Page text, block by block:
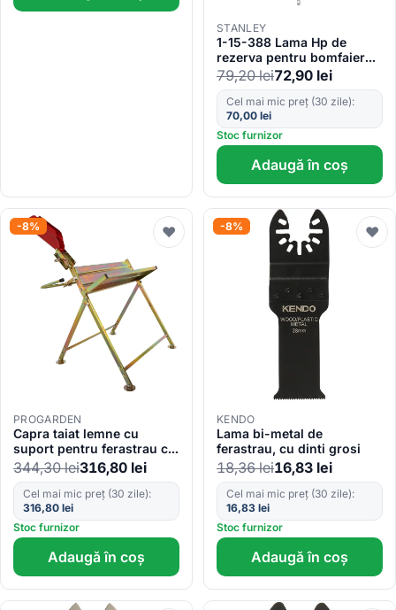
STANLEY
1-15-388 Lama Hp de
rezerva pentru bomfaier
pentru lemn 750mm
Stanley
79,20lei72,90 lei
Cel mai mic preț (30 zile):
70,00 lei
Stoc furnizor
Adaugă în coș
-8% ♥
PROGARDEN
Capra taiat lemne cu
suport pentru ferastrau cu
lant ProGARDEN
344,30lei316,80 lei
Cel mai mic preț (30 zile):
316,80 lei
Stoc furnizor
Adaugă în coș
-8% ♥
KENDO
Lama bi-metal de
ferastrau, cu dinti grosi
18,36lei16,83 lei
Cel mai mic preț (30 zile):
16,83 lei
Stoc furnizor
Adaugă în coș